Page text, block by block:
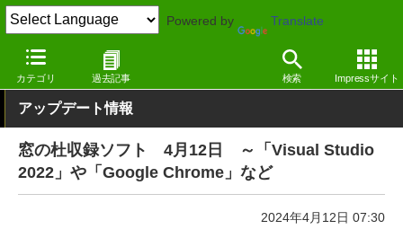
Powered by Translate
カテゴリ 過去記事 検索 Impressサイト
窓の杜 その他の話題 アップデート
アップデート情報
窓の杜収録ソフト 4月12日 ～「Visual Studio
2022」や「Google Chrome」など
2024年4月12日 07:30